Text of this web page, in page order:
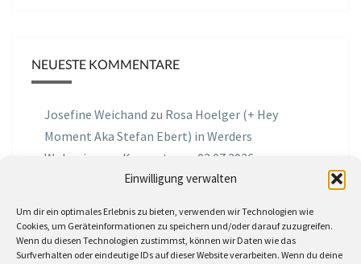
Einwilligung verwalten
Um dir ein optimales Erlebnis zu bieten, verwenden wir Technologien wie
Cookies, um Geräteinformationen zu speichern und/oder darauf zuzugreifen.
Wenn du diesen Technologien zustimmst, können wir Daten wie das
Surfverhalten oder eindeutige IDs auf dieser Website verarbeiten. Wenn du deine
NEUESTE KOMMENTARE
Josefine Weichand zu Rosa Hoelger (+ Hey
Moment Aka Stefan Ebert) in Werders
Wohnzimmer Konzerte am 03.07.2026
Podcast Nr.01 vom 08.09.2025 mit Joe Astray
MIRI IN THE GREENzuMiri in the Green in der